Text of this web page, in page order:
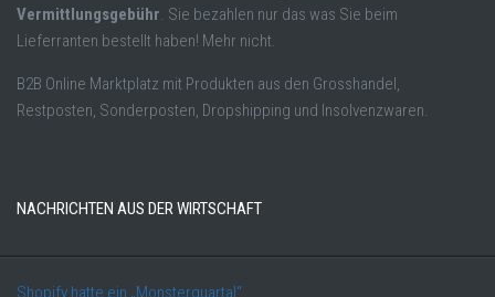
Vermittlungsgebühr. Sie bezahlen nur das was Sie beim
Lieferranten bestellt haben! Mehr nicht.
B2B Online Marktplatz mit Produkten aus den Grosshandel,
Restposten, Sonderposten, Dropshipping und Insolvenzwaren.
NACHRICHTEN AUS DER WIRTSCHAFT
Shopify hatte ein „Monsterquartal“